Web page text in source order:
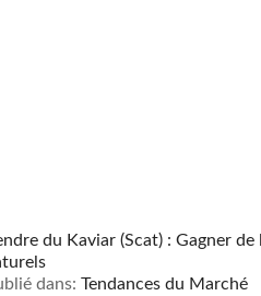
du Kaviar (Scat) : Gagner
dans: Tendances du Marché